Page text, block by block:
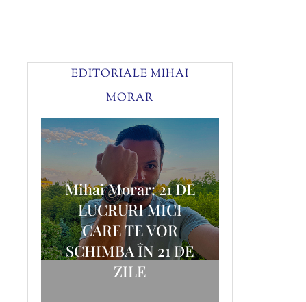
EDITORIALE MIHAI
MORAR
Mihai Morar: 21 DE
LUCRURI MICI
CARE TE VOR
SCHIMBA ÎN 21 DE
ZILE